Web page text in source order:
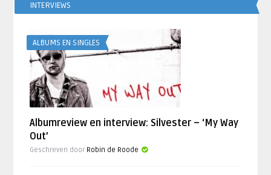
INTERVIEWS
ALBUMS EN SINGLES
Albumreview en interview: Silvester – ‘My Way
Out’
Geschreven door Robin de Roode